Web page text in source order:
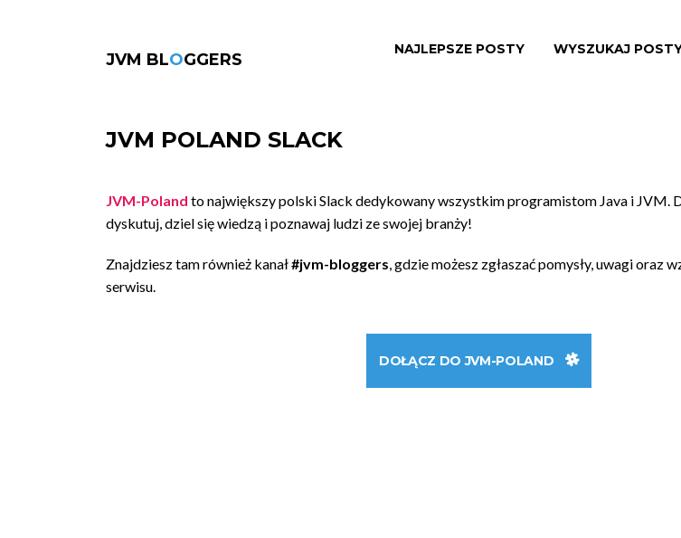
JVM BLOGGERS
NAJLEPSZE POSTY WYSZUKAJ
JVM POLAND SLACK
JVM-Poland to największy polski Slack dedykowany wszystkim programistom Java i JVM.
dyskutuj, dziel się wiedzą i poznawaj ludzi ze swojej branży!
Znajdziesz tam również kanał#jvm-bloggers, gdzie możesz zgłaszać pomysły, uwagi oraz
serwisu.
DOŁĄCZ DO JVM-POLAND